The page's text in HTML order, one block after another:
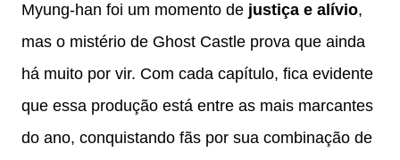
Myung-han foi um momento de justiça e alívio,
mas o mistério de Ghost Castle prova que ainda
há muito por vir. Com cada capítulo, fica evidente
que essa produção está entre as mais marcantes
do ano, conquistando fãs por sua combinação de